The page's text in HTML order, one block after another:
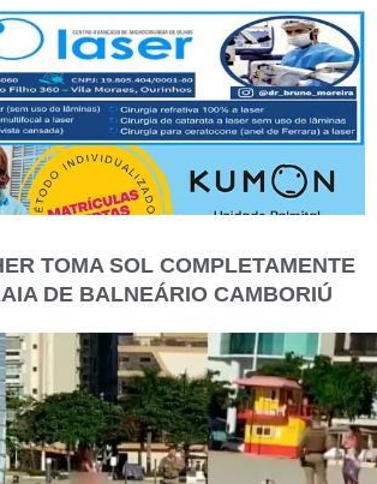
TOMA SOL COMPLETAMENTE
DE BALNEÁRIO CAMBORIÚ